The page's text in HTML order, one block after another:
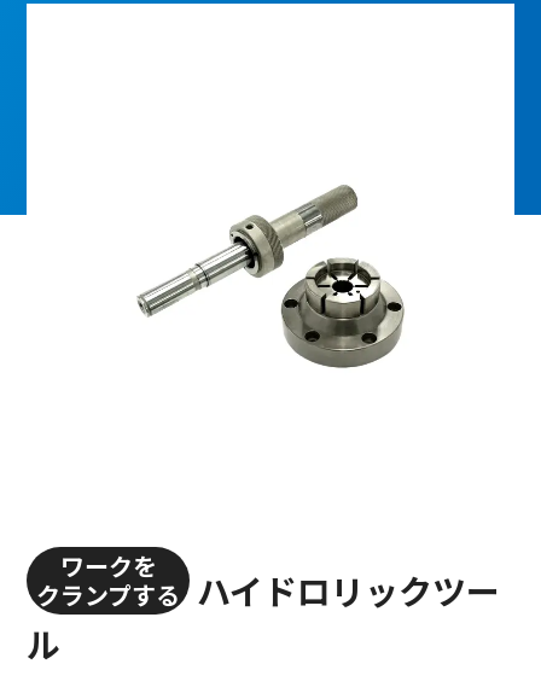
ワークを
クランプする ハイドロリックツー
ル